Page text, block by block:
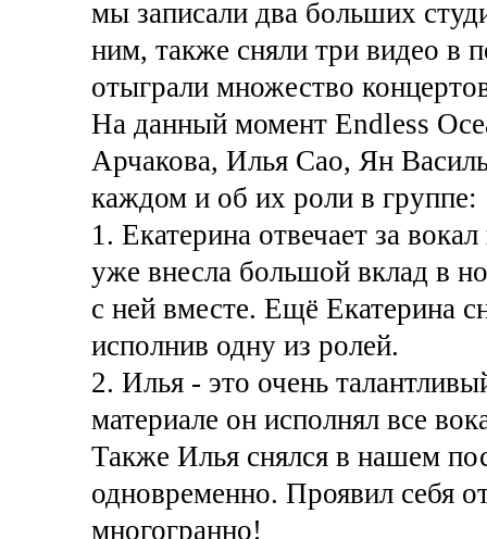
мы записали два больших
ним, также сняли три видео в
отыграли множество
На данный момент Endless
Арчакова, Илья Сао, Ян
каждом и об их роли в группе:
1. Екатерина отвечает за
уже внесла большой вклад в
с ней вместе. Ещё Екатерина
исполнив одну из ролей.
2. Илья - это очень
материале он исполнял все
Также Илья снялся в нашем
одновременно. Проявил себя
многогранно!